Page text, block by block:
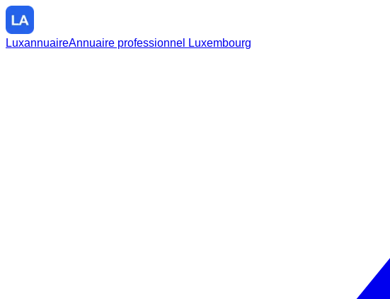
LuxannuaireAnnuaire professionnel Luxembourg